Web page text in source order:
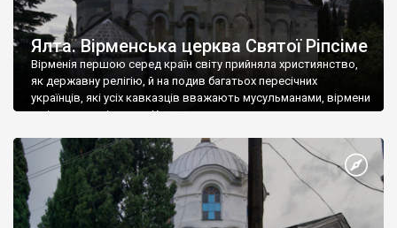
Ялта. Вірменська церква Святої Ріпсіме
Вірменія першою серед країн світу прийняла християнство,
як державну релігію, й на подив багатьох пересічних
українців, які усіх кавказців вважають мусульманами, вірмени
є відданими вірянами Христа